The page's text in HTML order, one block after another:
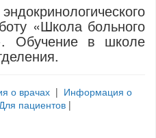
«Школа больного
Обучение в школе
о врачах | Информация о
пациентов|